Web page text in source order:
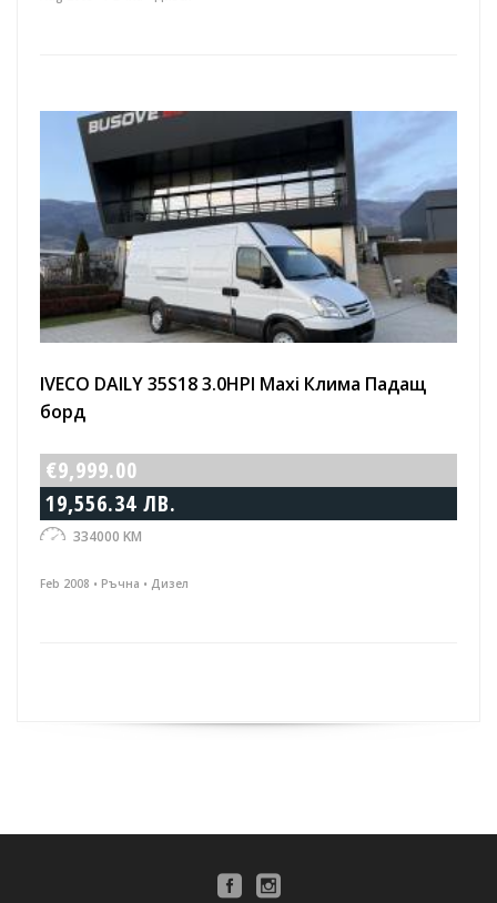
IVECO DAILY 35S18 3.0HPI Maxi Клима Падащ
борд
€9,999.00
19,556.34 ЛВ.
334000 KM
Feb 2008 • Ръчна • Дизел